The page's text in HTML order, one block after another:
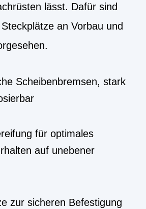
lässt. Dafür sind
an Vorbau und
Scheibenbremsen, stark
für optimales
auf unebener
zur sicheren Befestigung